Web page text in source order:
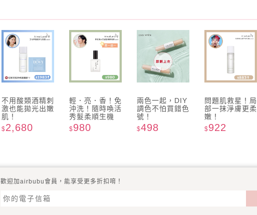
不用酸類酒精刺
激也能拋光出嫩
肌！
$2,680
輕．亮．香！免
沖洗！隨時喚活
秀髮柔順生機
$980
兩色一起，DIY
調色不怕買錯色
號！
$498
問題肌救星！局
部一抹淨膚更柔
嫩！
$922
歡迎加airbubu會員，能享受更多折扣唷！